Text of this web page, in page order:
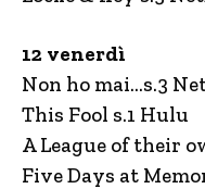
12 venerdì
Non ho mai…s.3
This Fool s.1 Hulu
A League of their
Five Days at